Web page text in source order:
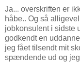
Ja... overskriften er
håbe.. Og så
jobkonsulent i sidste
godkendt en
jeg fået tilsendt mit
spændende ud og